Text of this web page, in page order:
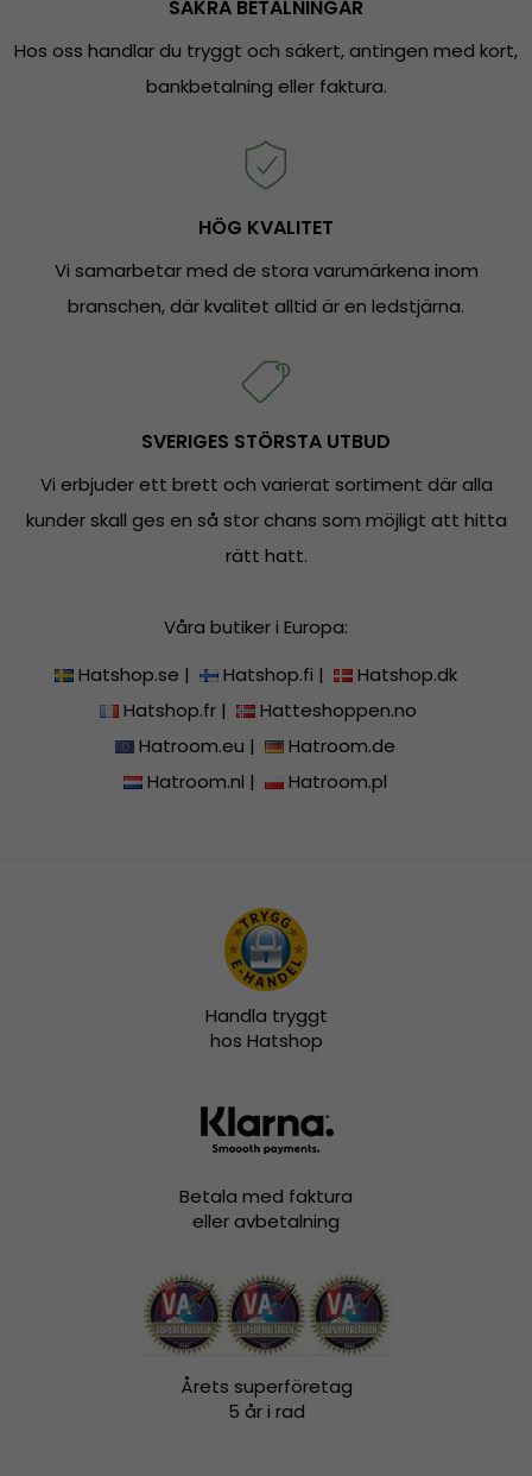
SÄKRA BETALNINGAR
Hos oss handlar du tryggt och säkert, antingen med kort,
bankbetalning eller faktura.
HÖG KVALITET
Vi samarbetar med de stora varumärkena inom
branschen, där kvalitet alltid är en ledstjärna.
SVERIGES STÖRSTA UTBUD
Vi erbjuder ett brett och varierat sortiment där alla
kunder skall ges en så stor chans som möjligt att hitta
rätt hatt.
Våra butiker i Europa:
Hatshop.se | Hatshop.fi |
Hatshop.dk
Hatshop.fr|
Hatteshoppen.no
Hatroom.eu |
Hatroom.de
Hatroom.nl | Hatroom.pl
Handla tryggt
hos Hatshop
Betala med faktura
eller avbetalning
Årets superföretag
5 år i rad